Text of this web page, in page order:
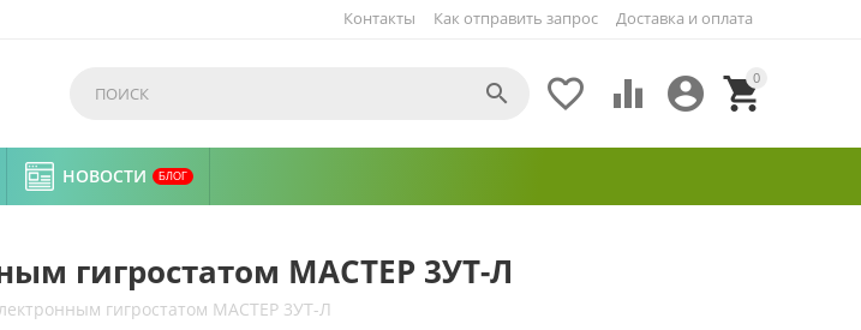
Как отправить запрос Доставка и оплата
Контакты
0


 

НОВОСТИ БЛОГ
гигростатом МАСТЕР 3УТ-Л
гигростатом МАСТЕР 3УТ-Л